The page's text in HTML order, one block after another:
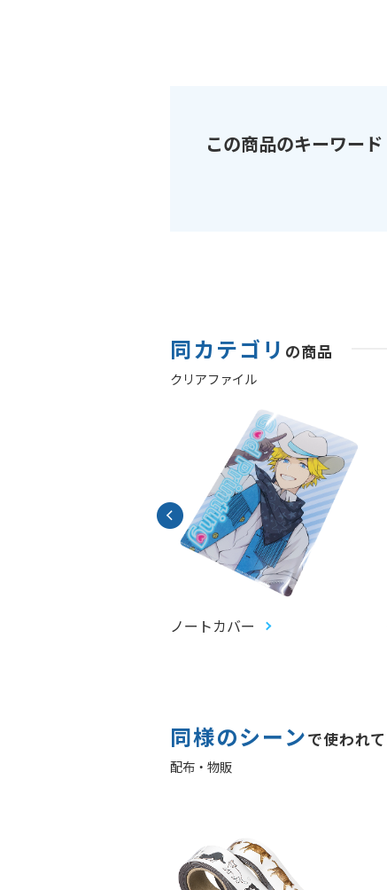
この商品のキーワード
同カテゴリ の商品
クリアファイル
ノートカバー
同様のシーンで使われ
配布・物販